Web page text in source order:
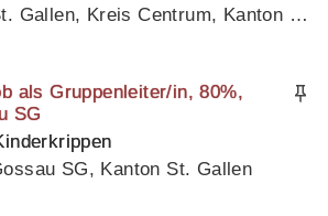
9000 St. Gallen, Kreis Centrum, Kanton St. Gallen
als Gruppenleiter/in, 80%,
SG
SG, Kanton St. Gallen